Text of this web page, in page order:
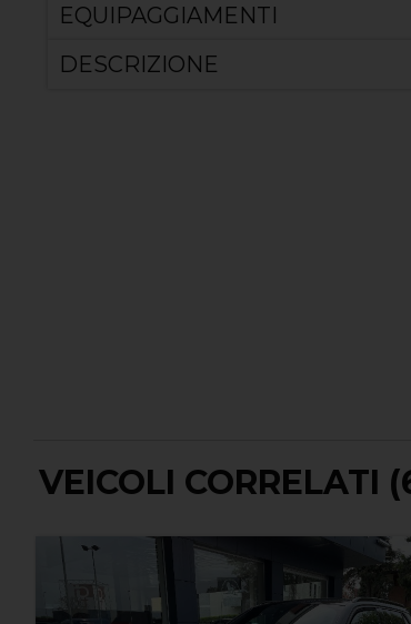
EQUIPAGGIAMENTI
DESCRIZIONE
VEICOLI CORRELATI